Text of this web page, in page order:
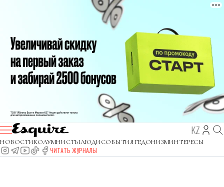
KZ
НОВОСТИКОЛУМНИСТЫЛЮДИСОБЫТИЯГЕДОНИЗМИНТЕРЕСЫ
ЧИТАТЬ ЖУРНАЛЫ